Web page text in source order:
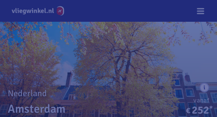
Nederland
Amsterdam €252*
vanaf